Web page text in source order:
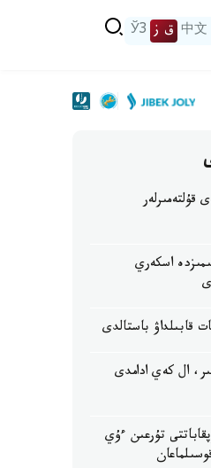
中文 ق ز ЎЗ
قۇلتەمىرلەر
اسكەري
قابىلداۋ باستالدى
ال كەي ادامدى
كوپقاباتتى تۇرعىن ءۇي